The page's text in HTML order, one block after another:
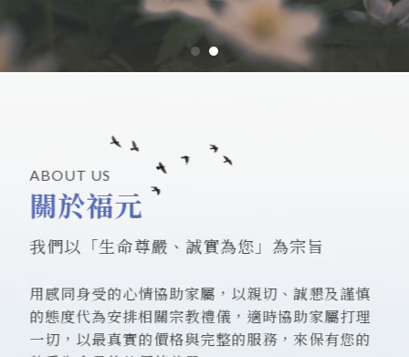
禮儀社推薦ABOUT US
關於福元
我們以「生命尊嚴、誠實為您」為宗旨
用感同身受的心情協助家屬，以親切、誠懇及謹慎
的態度代為安排相關宗教禮儀，適時協助家屬打理
一切，以最真實的價格與完整的服務，來保有您的